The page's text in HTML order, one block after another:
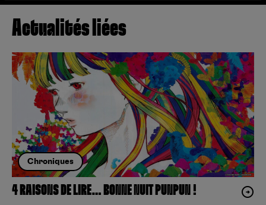
Actualités liées
Chroniques
4 RAISONS DE LIRE… BONNE NUIT PUNPUN !